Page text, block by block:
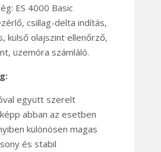
ES 4000 Basic
csillag-delta indítás,
külső olajszint ellenőrző,
üzemóra számláló.
együtt szerelt
abban az esetben
különösen magas
és stabil